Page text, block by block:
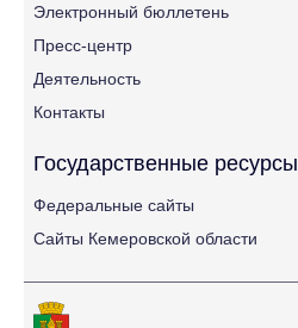
Электронный бюллетень
Пресс-центр
Деятельность
Контакты
Государственные ресурсы
Федеральные сайты
Сайты Кемеровской области